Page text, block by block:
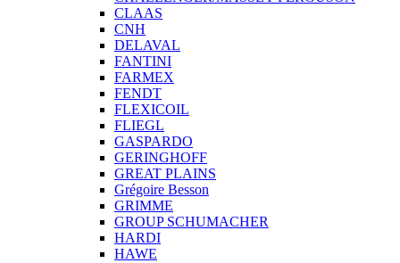
CLAAS
CNH
DELAVAL
FANTINI
FARMEX
FENDT
FLEXICOIL
FLIEGL
GASPARDO
GERINGHOFF
GREAT PLAINS
Grégoire Besson
GRIMME
GROUP SCHUMACHER
HARDI
HAWE